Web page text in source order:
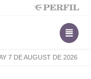
7 DE AUGUST DE 2026